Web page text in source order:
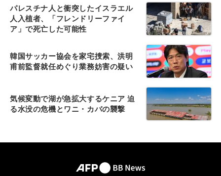
パレスチナ人と衝突したイスラエル
人入植者、「フレンドリーファイ
ア」で死亡した可能性
韓国サッカー協会を家宅捜索、洪明
甫前監督就任めぐり業務妨害の疑い
気候変動で湖が急拡大するケニア 迫
る水没の危機とワニ・カバの襲撃